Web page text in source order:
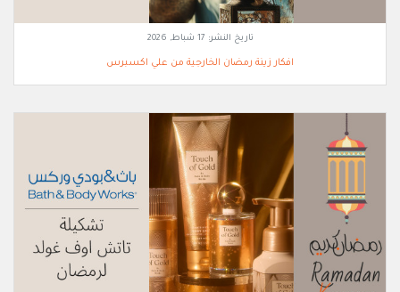
تاريخ النشر: 17 شباط, 2026
افكار زينة رمضان الخارجية من علي اكسبرس